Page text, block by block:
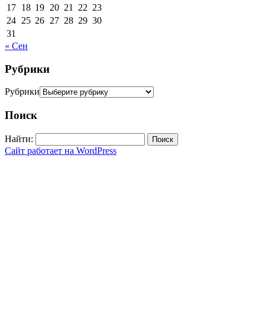
17 18 19 20 21 22 23
24 25 26 27 28 29 30
31
« Сен
Рубрики
Рубрики
Поиск
Найти:
Сайт работает на WordPress